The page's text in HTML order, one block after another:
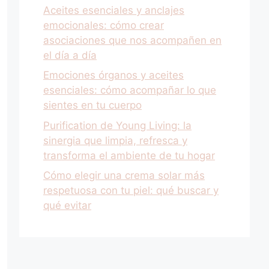
Aceites esenciales y anclajes
emocionales: cómo crear
asociaciones que nos acompañen en
el día a día
Emociones órganos y aceites
esenciales: cómo acompañar lo que
sientes en tu cuerpo
Purification de Young Living: la
sinergia que limpia, refresca y
transforma el ambiente de tu hogar
Cómo elegir una crema solar más
respetuosa con tu piel: qué buscar y
qué evitar